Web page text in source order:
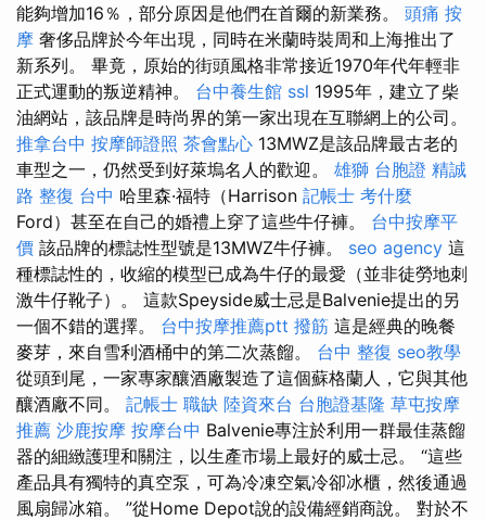
能夠增加16％，部分原因是他們在首爾的新業務。 頭痛 按
摩 奢侈品牌於今年出現，同時在米蘭時裝周和上海推出了
新系列。 畢竟，原始的街頭風格非常接近1970年代年輕非
正式運動的叛逆精神。 台中養生館 ssl 1995年，建立了柴
油網站，該品牌是時尚界的第一家出現在互聯網上的公司。
推拿台中 按摩師證照 茶會點心 13MWZ是該品牌最古老的
車型之一，仍然受到好萊塢名人的歡迎。 雄獅 台胞證 精誠
路 整復 台中 哈里森·福特（Harrison 記帳士 考什麼
Ford）甚至在自己的婚禮上穿了這些牛仔褲。 台中按摩平
價 該品牌的標誌性型號是13MWZ牛仔褲。 seo agency 這
種標誌性的，收縮的模型已成為牛仔的最愛（並非徒勞地刺
激牛仔靴子）。 這款Speyside威士忌是Balvenie提出的另
一個不錯的選擇。 台中按摩推薦ptt 撥筋 這是經典的晚餐
麥芽，來自雪利酒桶中的第二次蒸餾。 台中 整復 seo教學
從頭到尾，一家專家釀酒廠製造了這個蘇格蘭人，它與其他
釀酒廠不同。 記帳士 職缺 陸資來台 台胞證基隆 草屯按摩
推薦 沙鹿按摩 按摩台中 Balvenie專注於利用一群最佳蒸餾
器的細緻護理和關注，以生產市場上最好的威士忌。 “這些
產品具有獨特的真空泵，可為冷凍空氣冷卻冰櫃，然後通過
風扇歸冰箱。 ”從Home Depot說的設備經銷商說。 對於不